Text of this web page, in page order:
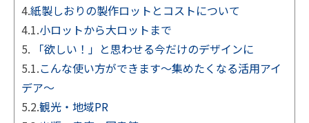
4.紙製しおりの製作ロットとコストについて
4.1.小ロットから大ロットまで
5. 「欲しい！」と思わせる今だけのデザインに
5.1.こんな使い方ができます～集めたくなる活用アイ
デア～
5.2.観光・地域PR